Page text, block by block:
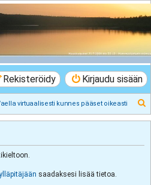
Kirjaudu sisään
Rekisteröidy
virtuaalisesti kunnes pääset oikeasti
saadaksesi lisää tietoa.